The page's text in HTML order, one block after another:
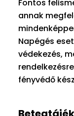
Fontos
annak
Napégés
védekezés,
fényvédő